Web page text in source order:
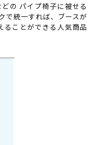
の パイプ椅子に被せる
で統一すれば、ブースが
ることができる人気商品
※スムースのみ、工場直